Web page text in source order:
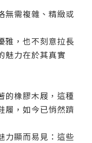
無需複雜、精緻或
雅，也不刻意拉長
魅力在於其真實
的橡膠木屐，這種
履，如今已悄然躋
力顯而易見：這些